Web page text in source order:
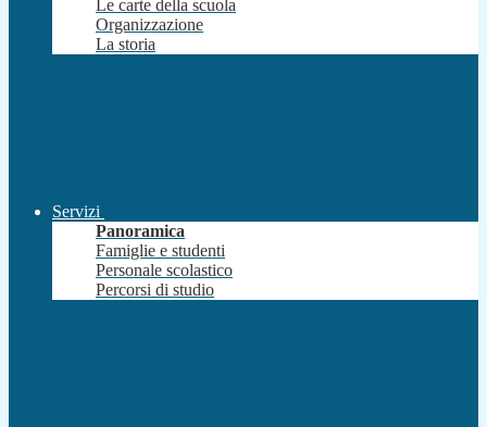
Le carte della scuola
Organizzazione
La storia
Servizi
Panoramica
Famiglie e studenti
Personale scolastico
Percorsi di studio